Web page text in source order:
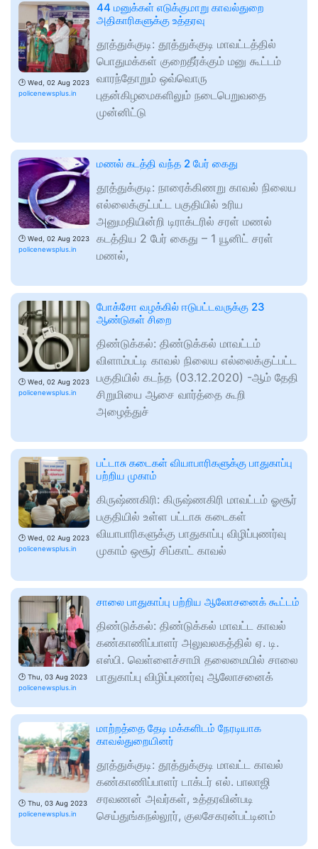
🕑 Wed, 02 Aug 2023
policenewsplus.in
44 மனுக்கள் எடுக்குமாறு காவல்துறை
அதிகாரிகளுக்கு உத்தரவு
தூத்துக்குடி: தூத்துக்குடி மாவட்டத்தில்
பொதுமக்கள் குறைதீர்க்கும் மனு கூட்டம்
வாரந்தோறும் ஒவ்வொரு
புதன்கிழமைகளிலும் நடைபெறுவதை
முன்னிட்டு
🕑 Wed, 02 Aug 2023
policenewsplus.in
மணல் கடத்தி வந்த 2 பேர் கைது
தூத்துக்குடி: நாரைக்கிணறு காவல் நிலைய
எல்லைக்குட்பட்ட பகுதியில் உரிய
அனுமதியின்றி டிராக்டரில் சரள் மணல்
கடத்திய 2 பேர் கைது – 1 யூனிட் சரள்
மணல்,
🕑 Wed, 02 Aug 2023
policenewsplus.in
போக்சோ வழக்கில் ஈடுபட்டவருக்கு 23
ஆண்டுகள் சிறை
திண்டுக்கல்: திண்டுக்கல் மாவட்டம்
விளாம்பட்டி காவல் நிலைய எல்லைக்குட்பட்ட
பகுதியில் கடந்த (03.12.2020) -ஆம் தேதி
சிறுமியை ஆசை வார்த்தை கூறி
அழைத்துச்
🕑 Wed, 02 Aug 2023
policenewsplus.in
பட்டாசு கடைகள் வியாபாரிகளுக்கு பாதுகாப்பு
பற்றிய முகாம்
கிருஷ்ணகிரி: கிருஷ்ணகிரி மாவட்டம் ஓசூர்
பகுதியில் உள்ள பட்டாசு கடைகள்
வியாபாரிகளுக்கு பாதுகாப்பு விழிப்புணர்வு
முகாம் ஒசூர் சிப்காட் காவல்
🕑 Thu, 03 Aug 2023
policenewsplus.in
சாலை பாதுகாப்பு பற்றிய ஆலோசனைக் கூட்டம்
திண்டுக்கல்: திண்டுக்கல் மாவட்ட காவல்
கண்காணிப்பாளர் அலுவலகத்தில் ஏ. டி.
எஸ்பி. வெள்ளைச்சாமி தலைமையில் சாலை
பாதுகாப்பு விழிப்புணர்வு ஆலோசனைக்
🕑 Thu, 03 Aug 2023
policenewsplus.in
மாற்றத்தை தேடி மக்களிடம் நேரடியாக
காவல்துறையினர்
தூத்துக்குடி: தூத்துக்குடி மாவட்ட காவல்
கண்காணிப்பாளர் டாக்டர் எல். பாலாஜி
சரவணன் அவர்கள், உத்தரவின்படி
செய்துங்கநல்லூர், குலசேகரன்பட்டினம்